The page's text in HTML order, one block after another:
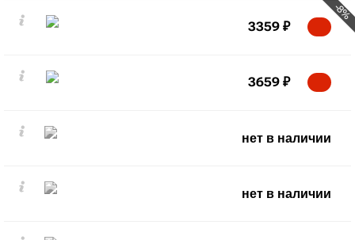
-8%
3359 ₽
3659 ₽
нет в наличии
нет в наличии